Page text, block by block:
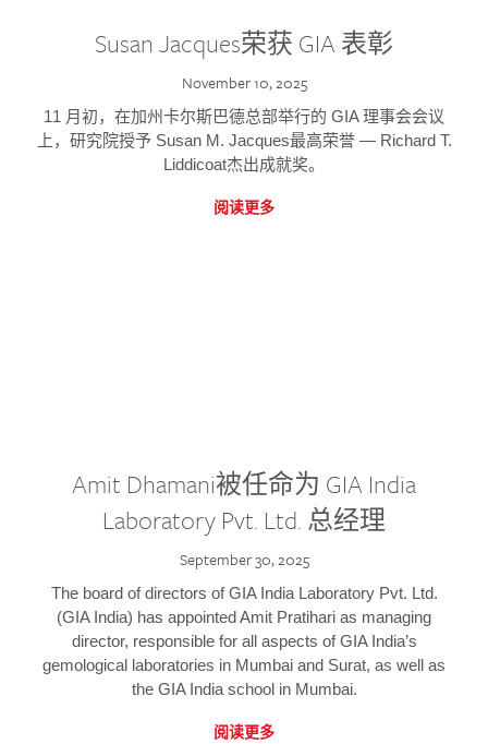
Susan Jacques荣获 GIA 表彰
November 10, 2025
11 月初，在加州卡尔斯巴德总部举行的 GIA 理事会会议
上，研究院授予 Susan M. Jacques最高荣誉 — Richard T.
Liddicoat杰出成就奖。
阅读更多
Amit Dhamani被任命为 GIA India
Laboratory Pvt. Ltd. 总经理
September 30, 2025
The board of directors of GIA India Laboratory Pvt. Ltd.
(GIA India) has appointed Amit Pratihari as managing
director, responsible for all aspects of GIA India’s
gemological laboratories in Mumbai and Surat, as well as
the GIA India school in Mumbai.
阅读更多